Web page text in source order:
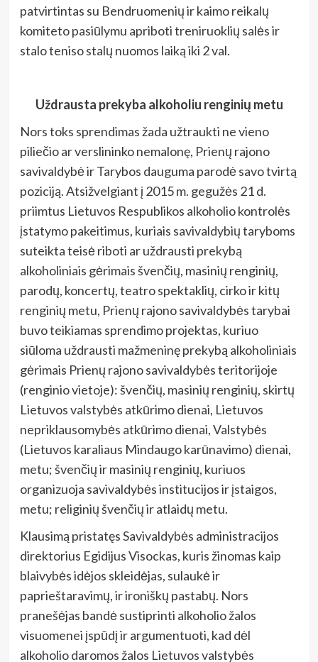
patvirtintas su Bendruomenių ir kaimo reikalų
komiteto pasiūlymu apriboti treniruoklių salės ir
stalo teniso stalų nuomos laiką iki 2 val.
Uždrausta prekyba alkoholiu renginių metu
Nors toks sprendimas žada užtraukti ne vieno
piliečio ar verslininko nemalonę, Prienų rajono
savivaldybė ir Tarybos dauguma parodė savo tvirtą
poziciją. Atsižvelgiant į 2015 m. gegužės 21 d.
priimtus Lietuvos Respublikos alkoholio kontrolės
įstatymo pakeitimus, kuriais savivaldybių taryboms
suteikta teisė riboti ar uždrausti prekybą
alkoholiniais gėrimais švenčių, masinių renginių,
parodų, koncertų, teatro spektaklių, cirko ir kitų
renginių metu, Prienų rajono savivaldybės tarybai
buvo teikiamas sprendimo projektas, kuriuo
siūloma uždrausti mažmeninę prekybą alkoholiniais
gėrimais Prienų rajono savivaldybės teritorijoje
(renginio vietoje): švenčių, masinių renginių, skirtų
Lietuvos valstybės atkūrimo dienai, Lietuvos
nepriklausomybės atkūrimo dienai, Valstybės
(Lietuvos karaliaus Mindaugo karūnavimo) dienai,
metu; švenčių ir masinių renginių, kuriuos
organizuoja savivaldybės institucijos ir įstaigos,
metu; religinių švenčių ir atlaidų metu.
Klausimą pristatęs Savivaldybės administracijos
direktorius Egidijus Visockas, kuris žinomas kaip
blaivybės idėjos skleidėjas, sulaukė ir
paprieštaravimų, ir ironiškų pastabų. Nors
pranešėjas bandė sustiprinti alkoholio žalos
visuomenei įspūdį ir argumentuoti, kad dėl
alkoholio daromos žalos Lietuvos valstybės